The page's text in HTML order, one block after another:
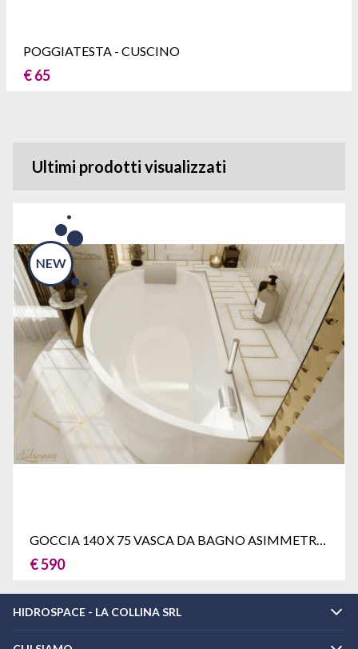
POGGIATESTA - CUSCINO
€ 65
Ultimi prodotti visualizzati
GOCCIA 140 X 75 VASCA DA BAGNO ASIMMETRICA
€ 590
HIDROSPACE - LA COLLINA SRL